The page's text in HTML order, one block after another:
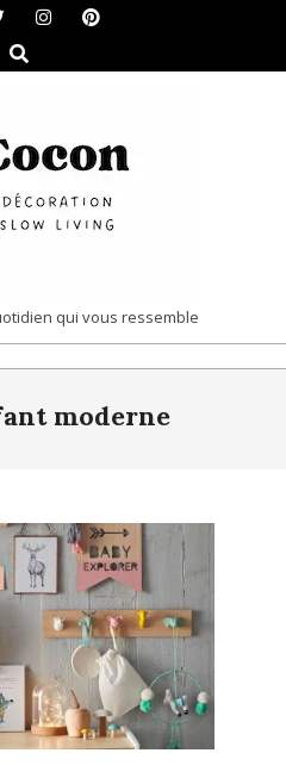
Search
qui vous ressemble
moderne